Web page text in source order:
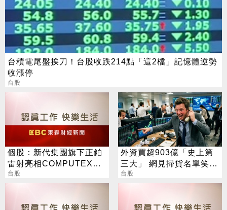
台積電尾盤挨刀！台股收跌214點「這2檔」記憶體逆勢
收漲停
台股
個股：新代集團旗下正鉑
雷射亮相COMPUTEX，
揭AI伺服器「智動化」一
台股
外資買超903億「史上第
三大」 網見掃貨名單笑：
不懂在幹嘛
台股